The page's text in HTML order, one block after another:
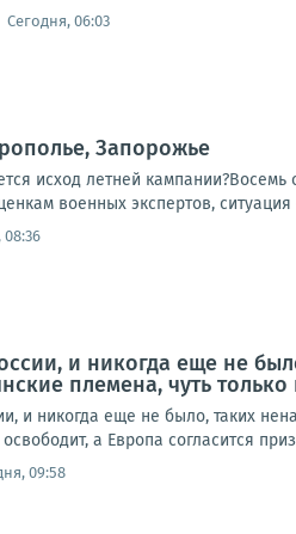
Сегодня, 06:03
Запорожье
исход летней
военных экспертов,
08:36
и никогда еще не
племена, чуть
и никогда еще не было, таких
освободит, а Европа согласится
09:58